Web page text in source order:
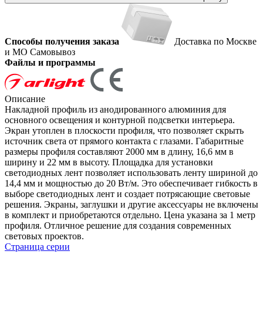
Способы получения заказа
Доставка по Москве
и МО Самовывоз
Файлы и программы
Описание
Накладной профиль из анодированного алюминия для
основного освещения и контурной подсветки интерьера.
Экран утоплен в плоскости профиля, что позволяет скрыть
источник света от прямого контакта с глазами. Габаритные
размеры профиля составляют 2000 мм в длину, 16,6 мм в
ширину и 22 мм в высоту. Площадка для установки
светодиодных лент позволяет использовать ленту шириной до
14,4 мм и мощностью до 20 Вт/м. Это обеспечивает гибкость в
выборе светодиодных лент и создает потрясающие световые
решения. Экраны, заглушки и другие аксессуары не включены
в комплект и приобретаются отдельно. Цена указана за 1 метр
профиля. Отличное решение для создания современных
световых проектов.
Страница серии